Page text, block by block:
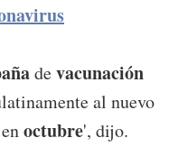
devacunación
al nuevo
octubre', dijo.